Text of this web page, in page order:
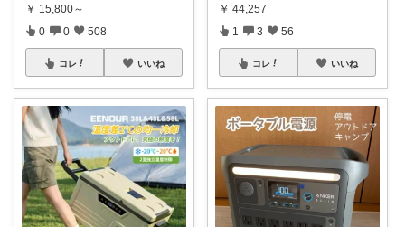
￥ 15,800～
0 0 508
コレ いいね
￥ 44,257
1 3 56
コレ いいね